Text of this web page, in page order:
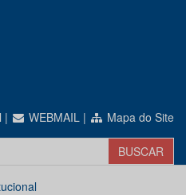
| WEBMAIL | Mapa do Site